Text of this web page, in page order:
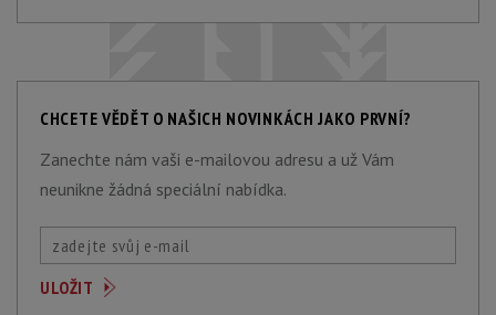
CHCETE VĚDĚT O NAŠICH NOVINKÁCH JAKO PRVNÍ?
Zanechte nám vaši e-mailovou adresu a už Vám
neunikne žádná speciální nabídka.